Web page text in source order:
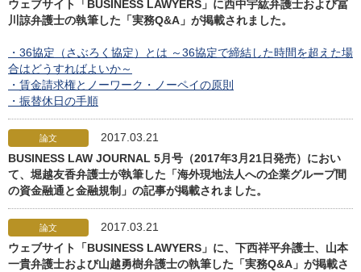
ウェブサイト「BUSINESS LAWYERS」に西中宇紘弁護士および冨
川諒弁護士の執筆した「実務Q&A」が掲載されました。
・36協定（さぶろく協定）とは ～36協定で締結した時間を超えた場
合はどうすればよいか～
・賃金請求権とノーワーク・ノーペイの原則
・振替休日の手順
論文
2017.03.21
BUSINESS LAW JOURNAL 5月号（2017年3月21日発売）におい
て、堀越友香弁護士が執筆した「海外現地法人への企業グループ間
の資金融通と金融規制」の記事が掲載されました。
論文
2017.03.21
ウェブサイト「BUSINESS LAWYERS」に、下西祥平弁護士、山本
一貴弁護士および山越勇樹弁護士の執筆した「実務Q&A」が掲載さ